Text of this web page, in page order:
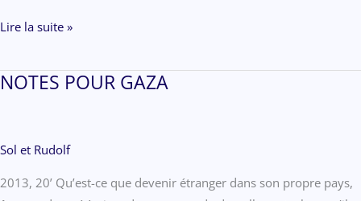
NOUVELLE
BADIOU/GODARD
Lire la suite »
NOTES POUR GAZA
Sol et Rudolf
2013, 20’ Qu’est-ce que devenir étranger dans son propre pays,